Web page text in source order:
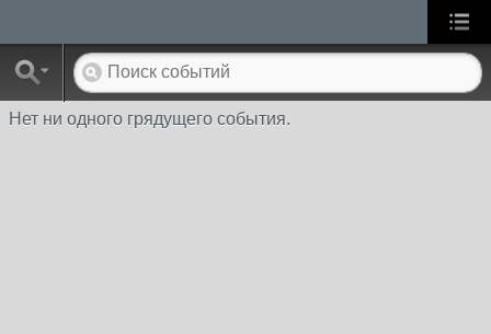
Нет ни одного грядущего события.